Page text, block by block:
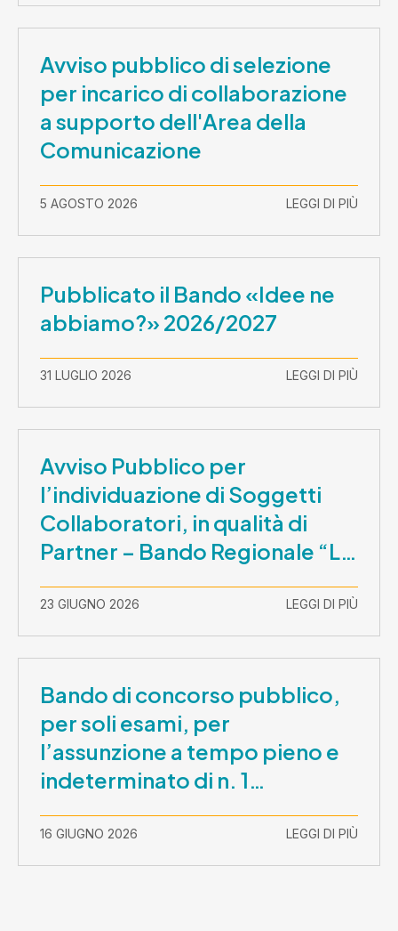
Avviso pubblico di selezione
per incarico di collaborazione
a supporto dell'Area della
Comunicazione
5 AGOSTO 2026 LEGGI DI PIÙ
Pubblicato il Bando «Idee ne
abbiamo?» 2026/2027
31 LUGLIO 2026 LEGGI DI PIÙ
Avviso Pubblico per
l’individuazione di Soggetti
Collaboratori, in qualità di
Partner – Bando Regionale “La
Lombardia è dei Giovani 2026”
– CUP E81B26000210003
23 GIUGNO 2026 LEGGI DI PIÙ
Bando di concorso pubblico,
per soli esami, per
l’assunzione a tempo pieno e
indeterminato di n. 1
Assistente Sociale –
Comunicazione prova scritta e
prova orale
16 GIUGNO 2026 LEGGI DI PIÙ